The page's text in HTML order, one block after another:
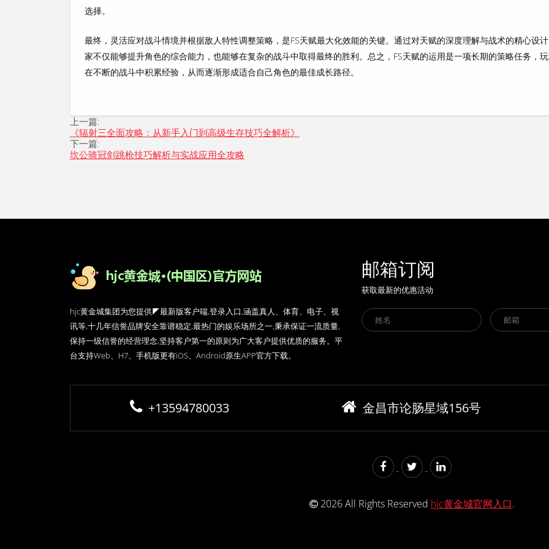
选择。
最终，灵活应对战斗情境并根据敌人特性调整策略，是FS天赋最大化效能的关键。通过对天赋的深度理解与战术的精心设
家不仅能够提升角色的综合能力，也能够在复杂的战斗中取得最终的胜利。总之，FS天赋的运用是一项长期的策略任务，
在不断的战斗中积累经验，从而逐渐形成适合自己角色的最佳成长路径。
上一篇:
《辐射三全面攻略：从新手入门到高级生存技巧全解析》
下一篇:
坎公骑冠剑跳枪技巧解析与实战应用全攻略
hjc黄金城集团为您提供◤最新版客户端,登录入口,涵盖真人、体育、电子、视
讯等,十几年信誉品牌安全靠谱稳定,最热门的娱乐场所之一,秉承保证一流质量,
保持一级信誉的经营理念,坚持客户第一的原则为广大客户提供优质的服务。平
台支持Web、H7、手机版更有iOS、Android原生APP官方下载。
邮箱订阅
获取最新的优惠活动
+13594780033 金昌市论肠星域156号
2026 All Rights Reserved hjc黄金城官网入口.